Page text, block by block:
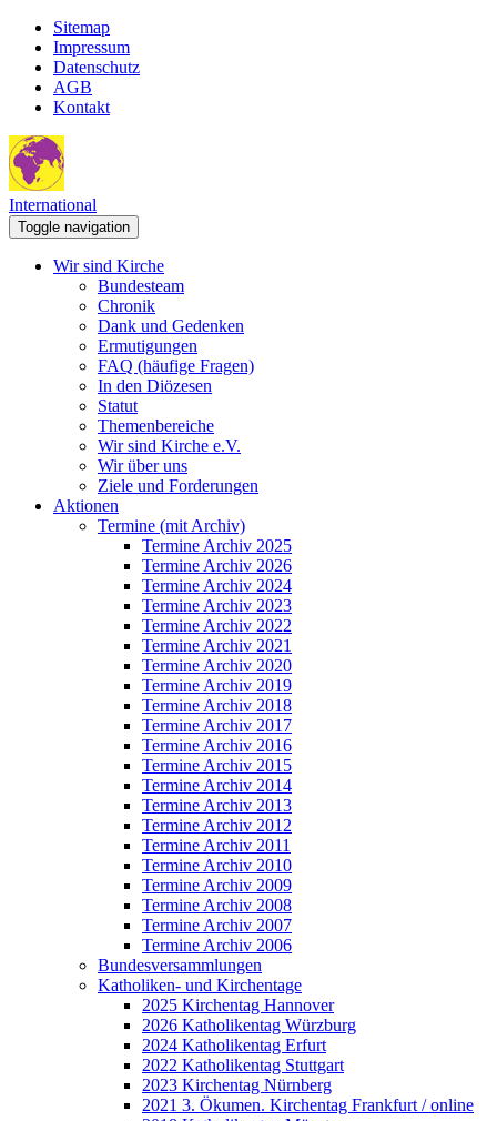
Sitemap
Impressum
Datenschutz
AGB
Kontakt
International
Toggle navigation
Wir sind Kirche
Bundesteam
Chronik
Dank und Gedenken
Ermutigungen
FAQ (häufige Fragen)
In den Diözesen
Statut
Themenbereiche
Wir sind Kirche e.V.
Wir über uns
Ziele und Forderungen
Aktionen
Termine (mit Archiv)
Termine Archiv 2025
Termine Archiv 2026
Termine Archiv 2024
Termine Archiv 2023
Termine Archiv 2022
Termine Archiv 2021
Termine Archiv 2020
Termine Archiv 2019
Termine Archiv 2018
Termine Archiv 2017
Termine Archiv 2016
Termine Archiv 2015
Termine Archiv 2014
Termine Archiv 2013
Termine Archiv 2012
Termine Archiv 2011
Termine Archiv 2010
Termine Archiv 2009
Termine Archiv 2008
Termine Archiv 2007
Termine Archiv 2006
Bundesversammlungen
Katholiken- und Kirchentage
2025 Kirchentag Hannover
2026 Katholikentag Würzburg
2024 Katholikentag Erfurt
2022 Katholikentag Stuttgart
2023 Kirchentag Nürnberg
2021 3. Ökumen. Kirchentag Frankfurt / online